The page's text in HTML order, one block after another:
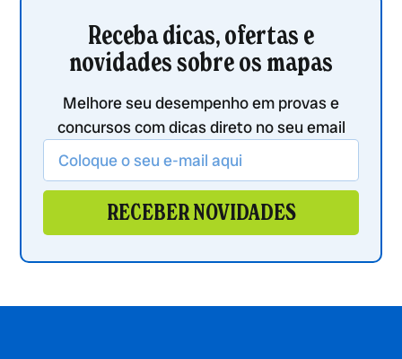
Receba dicas, ofertas e
novidades sobre os mapas
Melhore seu desempenho em provas e
concursos com dicas direto no seu email
RECEBER NOVIDADES